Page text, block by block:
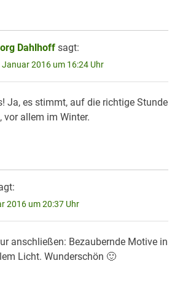
Dahlhoff sagt:
Januar 2016 um 16:24 Uhr
Ja, es stimmt, auf die richtige Stunde
vor allem im Winter.
2016 um 20:37 Uhr
anschließen: Bezaubernde Motive in
Licht. Wunderschön 🙂